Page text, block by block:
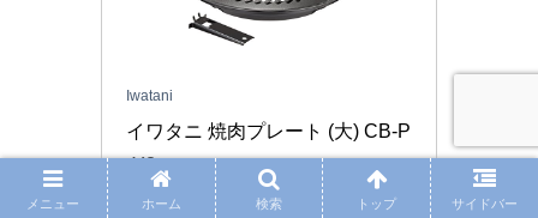
Iwatani
イワタニ 焼肉プレート (大) CB-P
-Y3
CB-P-Y3
メニュー ホーム 検索 トップ サイドバー